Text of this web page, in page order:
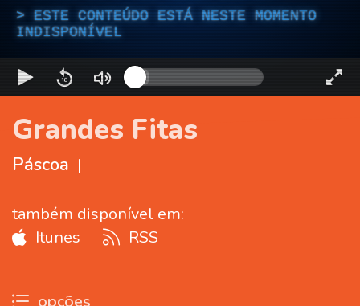
ESTE CONTEÚDO ESTÁ NESTE MOMENTO
INDISPONÍVEL
Grandes Fitas
Páscoa |
também disponível em:
Itunes
RSS
opções